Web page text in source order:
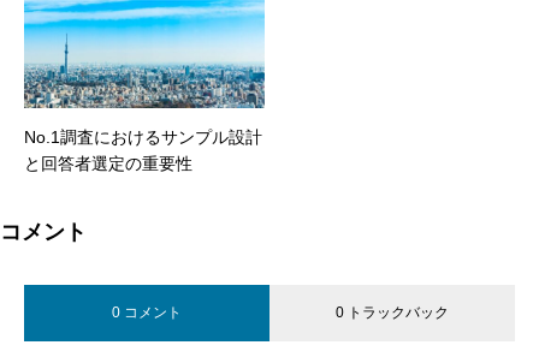
No.1調査におけるサンプル設計
と回答者選定の重要性
コメント
0 コメント 0 トラックバック